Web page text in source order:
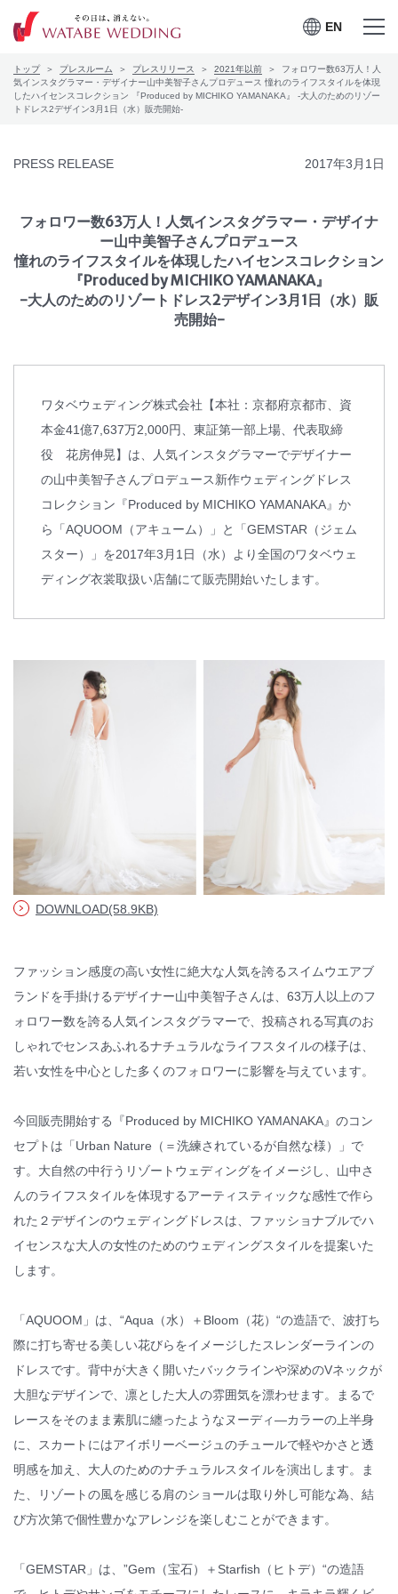
EN
を開く
EN
メニュー
を閉じる
プレスルーム
CSRの取り組み
お問合せ
ワタベウェディングサービ
採用情報
トップ プレスルーム プレスリリース 2021年以前
フォロワー数63万人！人
気インスタグラマー・デザイナー山中美智子さんプロデュース 憧れのライフスタイルを体現
したハイセンスコレクション 『Produced by MICHIKO YAMANAKA』 -大人のためのリゾー
トドレス2デザイン3月1日（水）販売開始-
PRESS RELEASE 2017年3月1日
フォロワー数63万人！人気インスタグラマー・デザイナ
ー山中美智子さんプロデュース
憧れのライフスタイルを体現したハイセンスコレクション
『Produced by MICHIKO YAMANAKA』
-大人のためのリゾートドレス2デザイン3月1日（水）販
売開始-
ワタベウェディング株式会社【本社：京都府京都市、資
本金41億7,637万2,000円、東証第一部上場、代表取締
役 花房伸晃】は、人気インスタグラマーでデザイナー
の山中美智子さんプロデュース新作ウェディングドレス
コレクション『Produced by MICHIKO YAMANAKA』か
ら「AQUOOM（アキューム）」と「GEMSTAR（ジェム
スター）」を2017年3月1日（水）より全国のワタベウェ
ディング衣裳取扱い店舗にて販売開始いたします。
DOWNLOAD(58.9KB)
ファッション感度の高い女性に絶大な人気を誇るスイムウエアブ
ランドを手掛けるデザイナー山中美智子さんは、63万人以上のフ
ォロワー数を誇る人気インスタグラマーで、投稿される写真のお
しゃれでセンスあふれるナチュラルなライフスタイルの様子は、
若い女性を中心とした多くのフォロワーに影響を与えています。
今回販売開始する『Produced by MICHIKO YAMANAKA』のコン
セプトは「Urban Nature（＝洗練されているが自然な様）」で
す。大自然の中行うリゾートウェディングをイメージし、山中さ
んのライフスタイルを体現するアーティスティックな感性で作ら
れた２デザインのウェディングドレスは、ファッショナブルでハ
イセンスな大人の女性のためのウェディングスタイルを提案いた
します。
「AQUOOM」は、“Aqua（水）＋Bloom（花）“の造語で、波打ち
際に打ち寄せる美しい花びらをイメージしたスレンダーラインの
ドレスです。背中が大きく開いたバックラインや深めのVネックが
大胆なデザインで、凛とした大人の雰囲気を漂わせます。まるで
レースをそのまま素肌に纏ったようなヌーディ―カラーの上半身
に、スカートにはアイボリーベージュのチュールで軽やかさと透
明感を加え、大人のためのナチュラルスタイルを演出します。ま
た、リゾートの風を感じる肩のショールは取り外し可能な為、結
び方次第で個性豊かなアレンジを楽しむことができます。
「GEMSTAR」は、”Gem（宝石）＋Starfish（ヒトデ）“の造語